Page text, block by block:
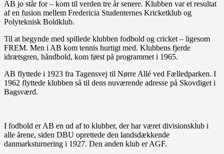
AB jo står for – kom til verden tre år senere. Klubben var et resultat
af en fusion mellem Fredericia Studenternes Kricketklub og
Polyteknisk Boldklub.
Til at begynde med spillede klubben fodbold og cricket – ligesom
FREM. Men i AB kom tennis hurtigt med. Klubbens fjerde
idrætsgren, håndbold, kom først på programmet i 1965.
AB flyttede i 1923 fra Tagensvej til Nørre Allé ved Fælledparken. I
1962 flyttede klubben så til dens nuværende adresse på Skovdiget i
Bagsværd.
I fodbold er AB en ud af to klubber, der har været divisionsklub i
alle årene, siden DBU oprettede den landsdækkende
danmarksturnering i 1927. Den anden klub er AGF.